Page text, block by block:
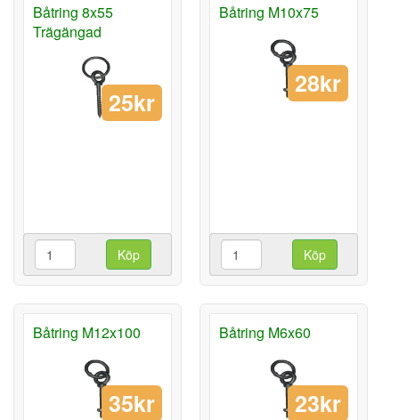
Båtring 8x55
Trägängad
25kr
Köp
Båtring M10x75
28kr
Köp
Båtring M12x100
35kr
Båtring M6x60
23kr